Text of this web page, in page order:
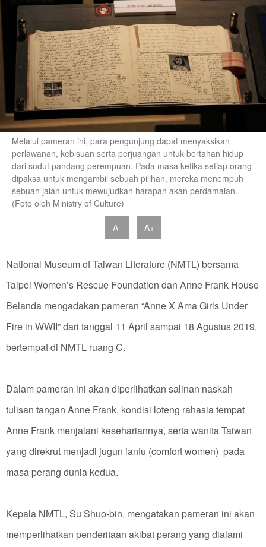
Melalui pameran ini, para pengunjung dapat menyaksikan
perlawanan, kebisuan serta perjuangan untuk bertahan hidup
dari sudut pandang perempuan. Pada masa ketika setiap orang
dipaksa untuk mengambil sebuah pilihan, mereka menempuh
sebuah jalan untuk mewujudkan harapan akan perdamaian.
(Foto oleh Ministry of Culture)
A- A+
National Museum of Taiwan Literature (NMTL) bersama
Taipei Women’s Rescue Foundation dan Anne Frank House
Belanda mengadakan pameran “Anne X Ama Girls Under
Fire in WWII” dari tanggal 11 April sampai 18 Agustus 2019,
bertempat di NMTL ruang C.
Dalam pameran ini akan diperlihatkan salinan naskah
tulisan tangan Anne Frank, kondisi loteng rahasia tempat
Anne Frank menjalani kesehariannya, serta wanita Taiwan
yang direkrut menjadi jugun ianfu (comfort women) pada
masa perang dunia kedua.
Kepala NMTL, Su Shuo-bin, mengatakan pameran ini akan
memperlihatkan penderitaan akibat perang yang dialami